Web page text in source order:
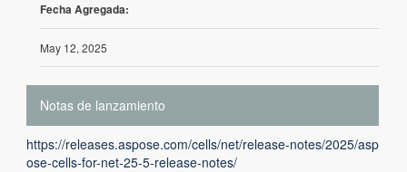
Fecha Agregada:
May 12, 2025
Notas de lanzamiento
https://releases.aspose.com/cells/net/release-notes/2025/asp
ose-cells-for-net-25-5-release-notes/